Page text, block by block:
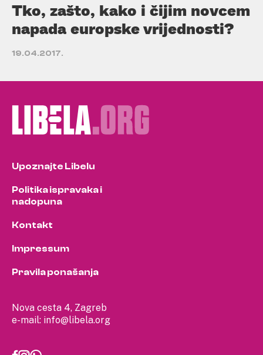
Tko, zašto, kako i čijim novcem
napada europske vrijednosti?
19.04.2017.
Nova cesta 4, Zagreb
e-mail: info@libela.org
Upoznajte Libelu
Politika ispravaka i
nadopuna
Kontakt
Impressum
Pravila ponašanja